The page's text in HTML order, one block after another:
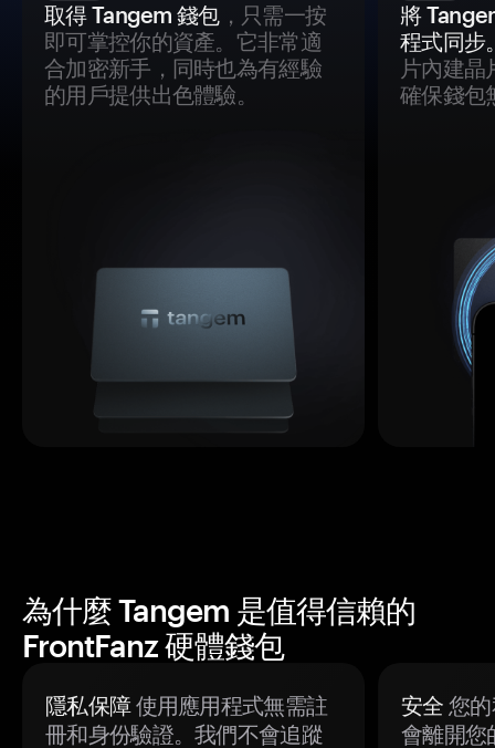
取得 Tangem 錢包，只需一按
即可掌控你的資產。它非常適
合加密新手，同時也為有經驗
的用戶提供出色體驗。
將
程式同步
片內建晶
確保錢包
為什麼 Tangem 是值得信賴的
FrontFanz 硬體錢包
隱私保障使用應用程式無需註
冊和身份驗證。我們不會追蹤
安全 您
會離開您